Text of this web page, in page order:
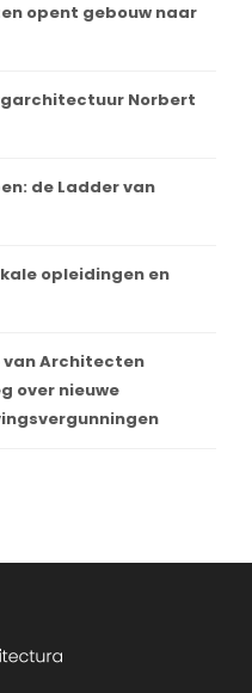
opent gebouw naar
Norbert
de Ladder van
opleidingen en
van Architecten
over nieuwe